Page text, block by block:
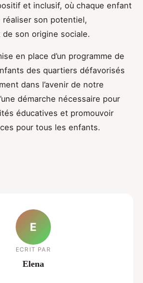
et inclusif, où chaque enfant
son potentiel,
de son origine sociale.
en place d’un programme de
des quartiers défavorisés
dans l’avenir de notre
démarche nécessaire pour
éducatives et promouvoir
pour tous les enfants.
E
ECRIT PAR
Elena